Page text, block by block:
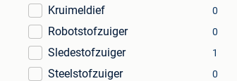
Kruimeldief 0
Robotstofzuiger 0
Sledestofzuiger 1
Steelstofzuiger 0